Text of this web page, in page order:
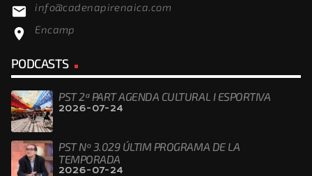
email info@cadenapirenaica.com
location_on Encamp
PODCASTS
PST 2ª PART AGENDA CULTURAL I ESPORTIVA
2026-07-24
PST Nº 3.029 ÚLTIM PROGRAMA DE LA
TEMPORADA
2026-07-24